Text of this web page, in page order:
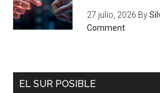
27 julio, 2026 By
Comment
EL SUR POSIBLE